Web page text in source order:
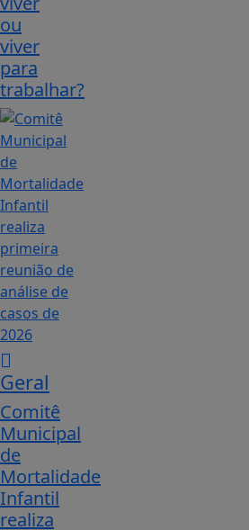
ou
viver
para
trabalhar?
Geral
Comitê
Municipal
de
Mortalidade
Infantil
realiza